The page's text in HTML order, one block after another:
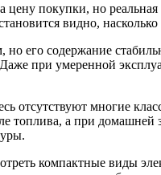
покупки, но
видно,
его содержание
при умеренной
отсутствуют многие
топлива, а при
компактные виды